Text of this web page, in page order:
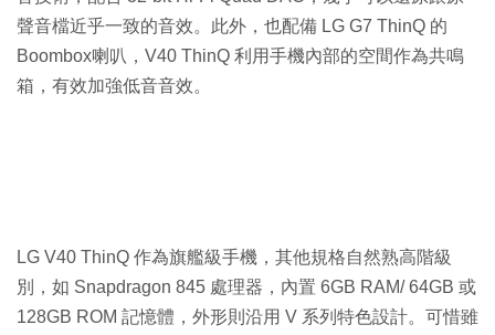
聲音檔近乎一致的音效。此外，也配備 LG G7 ThinQ 的
Boombox喇叭，V40 ThinQ 利用手機內部的空間作為共鳴
箱，有效加強低音音效。
LG V40 ThinQ 作為旗艦級手機，其他規格自然熟高階級
別，如 Snapdragon 845 處理器，內置 6GB RAM/ 64GB 或
128GB ROM 記憶體，外形則沿用 V 系列特色設計。可惜雖